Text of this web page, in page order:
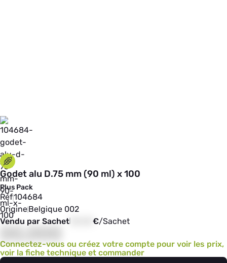
Godet alu D.75 mm (90 ml) x 100
Plus Pack
Réf104684
OrigineBelgique 002
Vendu par Sachet
€/Sachet
Connectez-vous ou créez votre compte pour voir les prix,
voir la fiche technique et commander